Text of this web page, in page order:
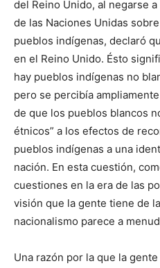
del Reino Unido, al negarse
de las Naciones Unidas
pueblos indígenas, declaró
en el Reino Unido. Ésto
hay pueblos indígenas no
pero se percibía
de que los pueblos blancos
étnicos” a los efectos de
pueblos indígenas a una
nación. En esta cuestión,
cuestiones en la era de las
visión que la gente tiene de
nacionalismo parece a
Una razón por la que la